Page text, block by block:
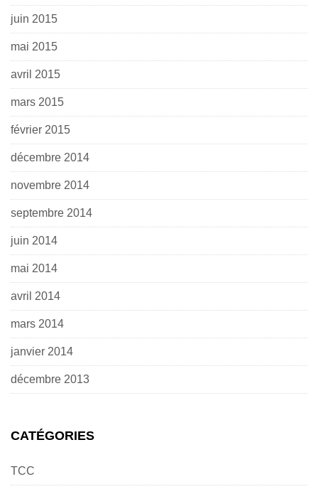
juin 2015
mai 2015
avril 2015
mars 2015
février 2015
décembre 2014
novembre 2014
septembre 2014
juin 2014
mai 2014
avril 2014
mars 2014
janvier 2014
décembre 2013
CATÉGORIES
TCC